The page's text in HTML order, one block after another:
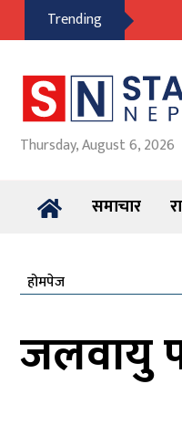
Trending
Thursday, August 6, 2026
समाचार
होमपेज
जलवायु